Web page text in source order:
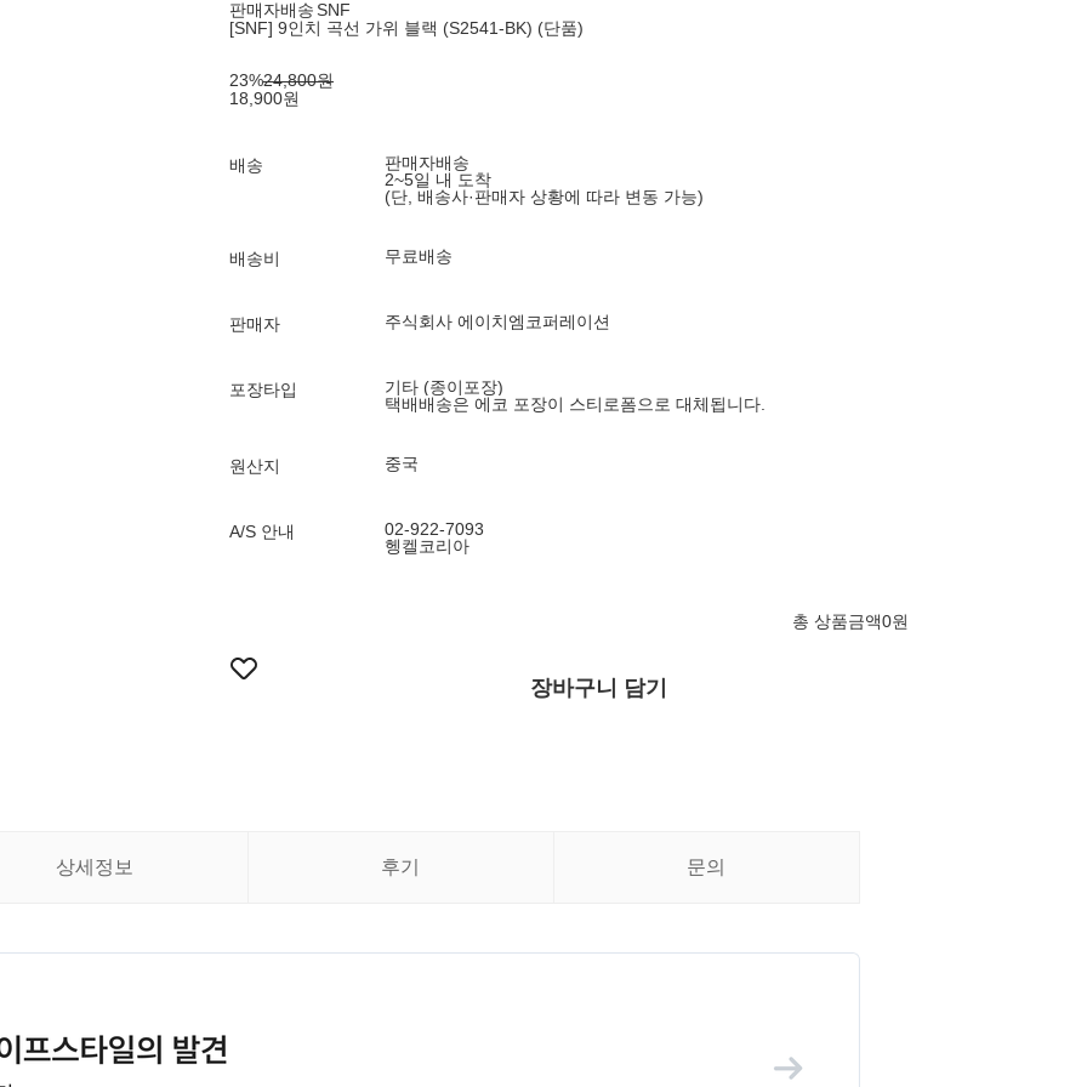
판매자배송SNF
[SNF] 9인치 곡선 가위 블랙 (S2541-BK) (단품)
23%24,800원
18,900원
배송
판매자배송
2~5일 내 도착
(단, 배송사·판매자 상황에 따라 변동 가능)
배송비 무료배송
판매자 주식회사 에이치엠코퍼레이션
포장타입
기타 (종이포장)
택배배송은 에코 포장이 스티로폼으로 대체됩니다.
원산지 중국
A/S 안내
02-922-7093
헹켈코리아
총 상품금액0원
장바구니 담기
상세정보 후기 문의